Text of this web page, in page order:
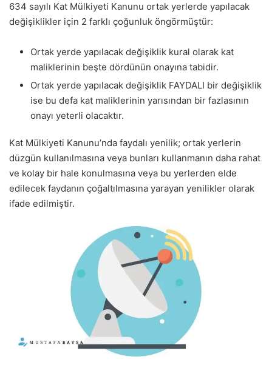
634 sayılı Kat Mülkiyeti Kanunu ortak yerlerde yapılacak
değişiklikler için 2 farklı çoğunluk öngörmüştür:
Ortak yerde yapılacak değişiklik kural olarak kat
maliklerinin beşte dördünün onayına tabidir.
Ortak yerde yapılacak değişiklik FAYDALI bir değişiklik
ise bu defa kat maliklerinin yarısından bir fazlasının
onayı yeterli olacaktır.
Kat Mülkiyeti Kanunu’nda faydalı yenilik; ortak yerlerin
düzgün kullanılmasına veya bunları kullanmanın daha rahat
ve kolay bir hale konulmasına veya bu yerlerden elde
edilecek faydanın çoğaltılmasına yarayan yenilikler olarak
ifade edilmiştir.